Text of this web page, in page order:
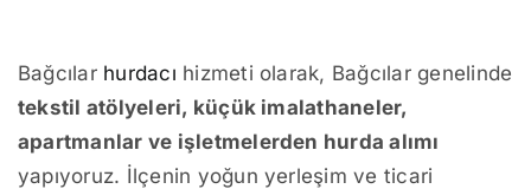
Bağcılar hurdacı hizmeti olarak, Bağcılar genelinde
tekstil atölyeleri, küçük imalathaneler,
apartmanlar ve işletmelerden hurda alımı
yapıyoruz. İlçenin yoğun yerleşim ve ticari